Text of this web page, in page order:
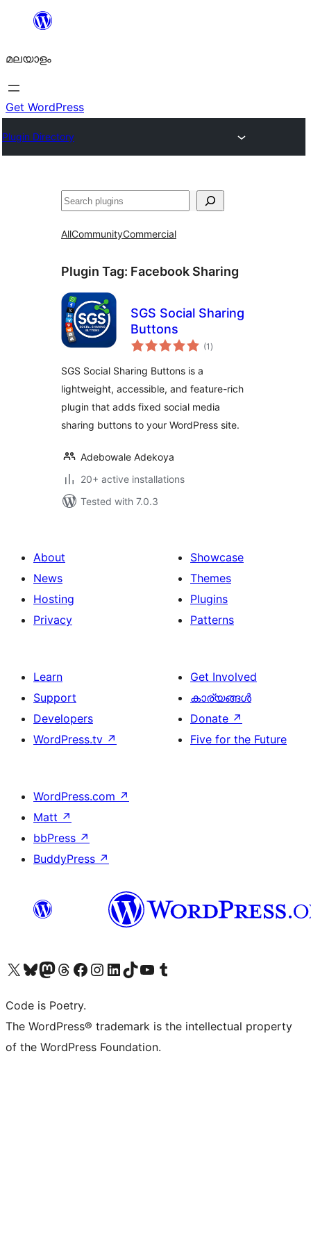
ഉള്ളടക്കത്തിലേക്ക്
മലയാളം
Get WordPress
Plugin Directory
തിരയുക
AllCommunityCommercial
Plugin Tag: Facebook Sharing
SGS Social Sharing
Buttons
(1 total
ratings
)
SGS Social Sharing Buttons is a
lightweight, accessible, and feature-rich
plugin that adds fixed social media
sharing buttons to your WordPress site.
Adebowale Adekoya
20+ active installations
Tested with 7.0.3
About
News
Hosting
Privacy
Showcase
Themes
Plugins
Patterns
Learn
Support
Developers
WordPress.tv ↗
Get Involved
കാര്യങ്ങള്‍
Donate ↗
Five for the Future
WordPress.com ↗
Matt ↗
bbPress ↗
BuddyPress ↗
Visit our X (formerly Twitter) account
ഞങ്ങളുടെ ബ്ലൂസ്കൈ അക്കൗണ്ട് സന്ദർശിക്കുക
Visit our Mastodon account
ഞങ്ങളുടെ ത്രെഡ്സ് അക്കൗണ്ട് സന്ദർശിക്കുക
Visit our Facebook page
Visit our Instagram account
Visit our LinkedIn account
ഞങ്ങളുടെ ടിക് ടോക് അക്കൗണ്ട് സന്ദർശിക്കുക
Visit our YouTube channel
ഞങ്ങളുടെ ടംബ്ലർ അക്കൗണ്ട് സന്ദർശിക്കുക
Code is Poetry.
The WordPress® trademark is the intellectual property
of the WordPress Foundation.